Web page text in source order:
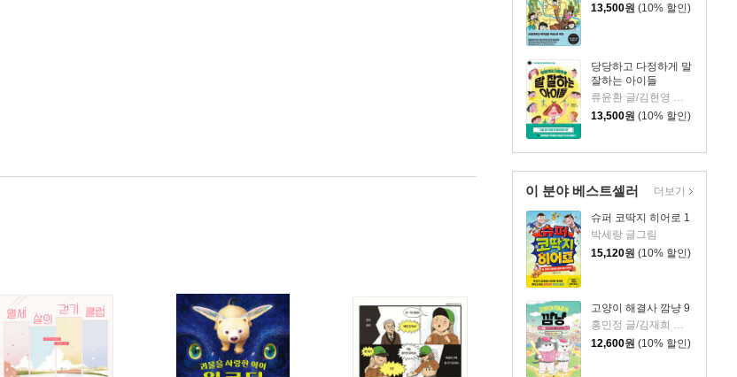
13,500원 (10% 할인)
당당하고 다정하게 말
잘하는 아이들
13,500원 (10% 할인)
이 분야 베스트셀러
슈퍼 코딱지 히어로 1
박세랑 글그림
15,120원 (10% 할인)
고양이 해결사 깜냥 9
홍민정 글/김재희 그림
12,600원 (10% 할인)
더보기